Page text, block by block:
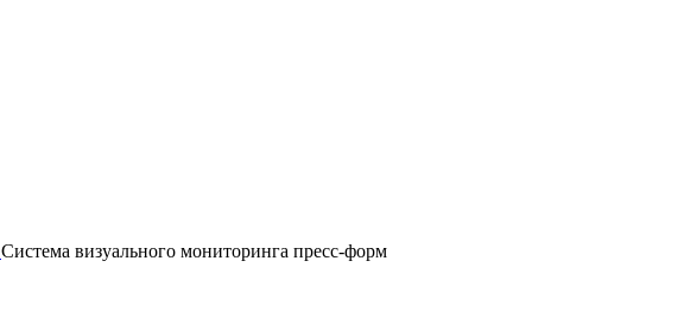
Система визуального мониторинга пресс-форм